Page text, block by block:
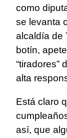
como
se levanta
alcaldía de
botín,
“tiradores”
alta
Está claro
así, que